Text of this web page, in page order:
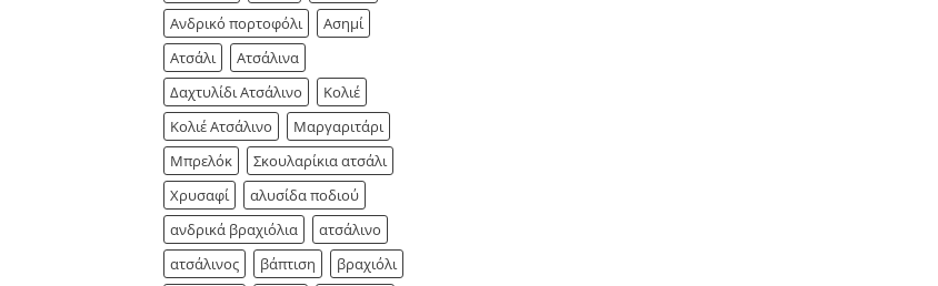
Ανδρικό πορτοφόλι
Ασημί
Ατσάλι
Ατσάλινα
Δαχτυλίδι Ατσάλινο
Κολιέ
Κολιέ Ατσάλινο
Μαργαριτάρι
Μπρελόκ
Σκουλαρίκια ατσάλι
Χρυσαφί
αλυσίδα ποδιού
ανδρικά βραχιόλια
ατσάλινο
ατσάλινος
βάπτιση
βραχιόλι